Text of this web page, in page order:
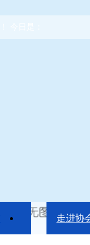
走进协